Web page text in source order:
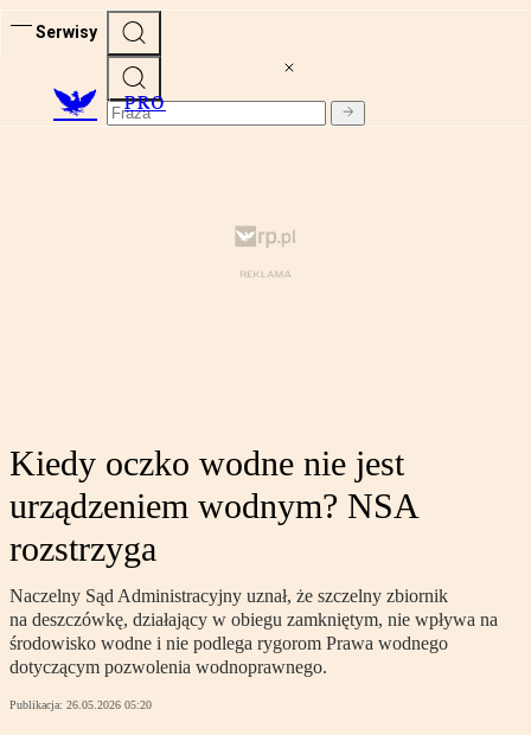
Serwisy
PRO
Kiedy oczko wodne nie jest
urządzeniem wodnym? NSA
rozstrzyga
Naczelny Sąd Administracyjny uznał, że szczelny zbiornik
na deszczówkę, działający w obiegu zamkniętym, nie wpływa na
środowisko wodne i nie podlega rygorom Prawa wodnego
dotyczącym pozwolenia wodnoprawnego.
Publikacja: 26.05.2026 05:20